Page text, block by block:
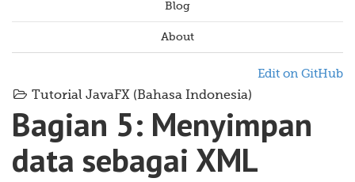
Blog
About
Edit on GitHub
Tutorial JavaFX (Bahasa Indonesia)
Bagian 5: Menyimpan
data sebagai XML